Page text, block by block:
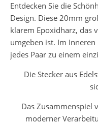
Entdecken Sie die
Design. Diese 20mm
klarem Epoxidharz, das
umgeben ist. Im
jedes Paar zu einem
Die Stecker aus
Das Zusammenspiel
moderner